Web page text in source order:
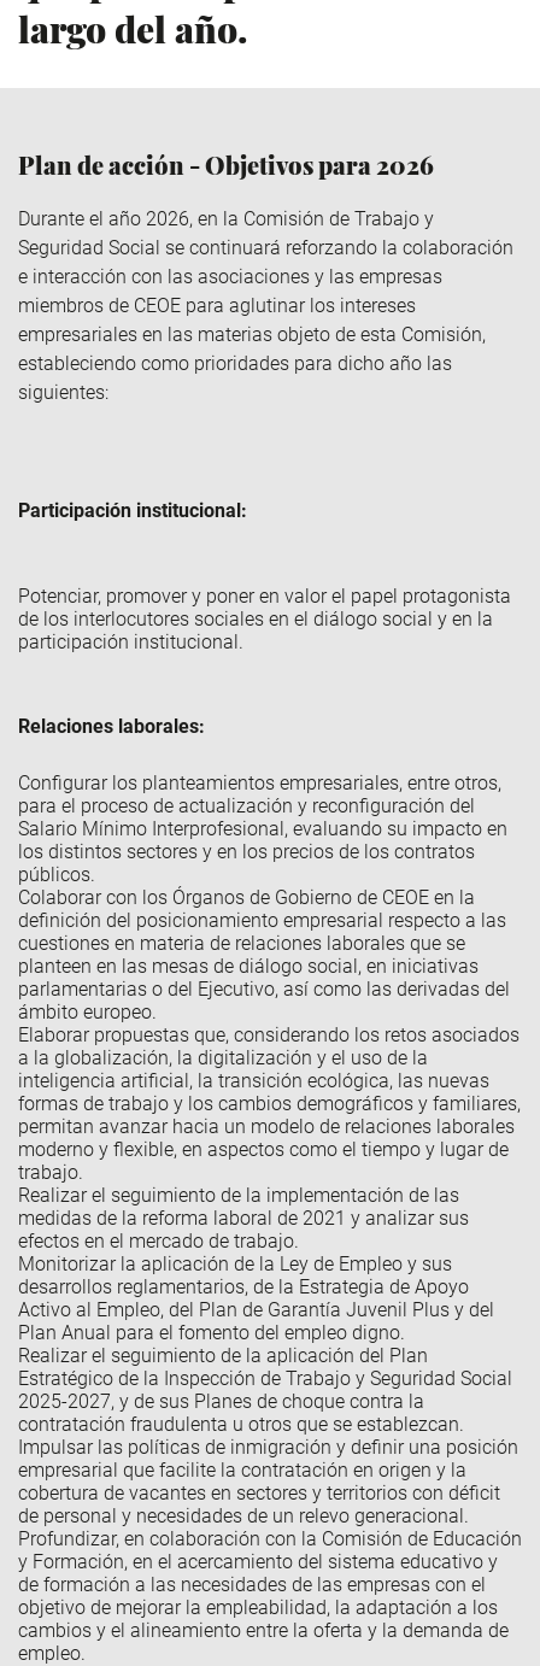
largo del año.
Plan de acción - Objetivos para 2026
Durante el año 2026, en la Comisión de Trabajo y
Seguridad Social se continuará reforzando la colaboración
e interacción con las asociaciones y las empresas
miembros de CEOE para aglutinar los intereses
empresariales en las materias objeto de esta Comisión,
estableciendo como prioridades para dicho año las
siguientes:
Participación institucional:
Potenciar, promover y poner en valor el papel protagonista
de los interlocutores sociales en el diálogo social y en la
participación institucional.
Relaciones laborales:
Configurar los planteamientos empresariales, entre otros,
para el proceso de actualización y reconfiguración del
Salario Mínimo Interprofesional, evaluando su impacto en
los distintos sectores y en los precios de los contratos
públicos.
Colaborar con los Órganos de Gobierno de CEOE en la
definición del posicionamiento empresarial respecto a las
cuestiones en materia de relaciones laborales que se
planteen en las mesas de diálogo social, en iniciativas
parlamentarias o del Ejecutivo, así como las derivadas del
ámbito europeo.
Elaborar propuestas que, considerando los retos asociados
a la globalización, la digitalización y el uso de la
inteligencia artificial, la transición ecológica, las nuevas
formas de trabajo y los cambios demográficos y familiares,
permitan avanzar hacia un modelo de relaciones laborales
moderno y flexible, en aspectos como el tiempo y lugar de
trabajo.
Realizar el seguimiento de la implementación de las
medidas de la reforma laboral de 2021 y analizar sus
efectos en el mercado de trabajo.
Monitorizar la aplicación de la Ley de Empleo y sus
desarrollos reglamentarios, de la Estrategia de Apoyo
Activo al Empleo, del Plan de Garantía Juvenil Plus y del
Plan Anual para el fomento del empleo digno.
Realizar el seguimiento de la aplicación del Plan
Estratégico de la Inspección de Trabajo y Seguridad Social
2025-2027, y de sus Planes de choque contra la
contratación fraudulenta u otros que se establezcan.
Impulsar las políticas de inmigración y definir una posición
empresarial que facilite la contratación en origen y la
cobertura de vacantes en sectores y territorios con déficit
de personal y necesidades de un relevo generacional.
Profundizar, en colaboración con la Comisión de Educación
y Formación, en el acercamiento del sistema educativo y
de formación a las necesidades de las empresas con el
objetivo de mejorar la empleabilidad, la adaptación a los
cambios y el alineamiento entre la oferta y la demanda de
empleo.